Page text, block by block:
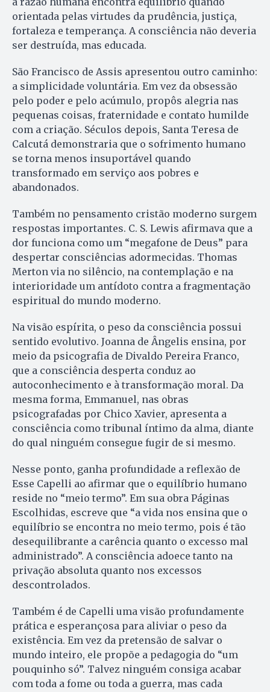
orientada pelas virtudes da prudência, justiça,
fortaleza e temperança. A consciência não deveria
ser destruída, mas educada.
São Francisco de Assis apresentou outro caminho:
a simplicidade voluntária. Em vez da obsessão
pelo poder e pelo acúmulo, propôs alegria nas
pequenas coisas, fraternidade e contato humilde
com a criação. Séculos depois, Santa Teresa de
Calcutá demonstraria que o sofrimento humano
se torna menos insuportável quando
transformado em serviço aos pobres e
abandonados.
Também no pensamento cristão moderno surgem
respostas importantes. C. S. Lewis afirmava que a
dor funciona como um “megafone de Deus” para
despertar consciências adormecidas. Thomas
Merton via no silêncio, na contemplação e na
interioridade um antídoto contra a fragmentação
espiritual do mundo moderno.
Na visão espírita, o peso da consciência possui
sentido evolutivo. Joanna de Ângelis ensina, por
meio da psicografia de Divaldo Pereira Franco,
que a consciência desperta conduz ao
autoconhecimento e à transformação moral. Da
mesma forma, Emmanuel, nas obras
psicografadas por Chico Xavier, apresenta a
consciência como tribunal íntimo da alma, diante
do qual ninguém consegue fugir de si mesmo.
Nesse ponto, ganha profundidade a reflexão de
Esse Capelli ao afirmar que o equilíbrio humano
reside no “meio termo”. Em sua obra Páginas
Escolhidas, escreve que “a vida nos ensina que o
equilíbrio se encontra no meio termo, pois é tão
desequilibrante a carência quanto o excesso mal
administrado”. A consciência adoece tanto na
privação absoluta quanto nos excessos
descontrolados.
Também é de Capelli uma visão profundamente
prática e esperançosa para aliviar o peso da
existência. Em vez da pretensão de salvar o
mundo inteiro, ele propõe a pedagogia do “um
pouquinho só”. Talvez ninguém consiga acabar
com toda a fome ou toda a guerra, mas cada